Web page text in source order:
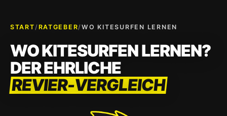
START / RATGEBER/WO KITESURFEN LERNEN
WO KITESURFEN LERNEN?
DER EHRLICHE
REVIER-VERGLEICH